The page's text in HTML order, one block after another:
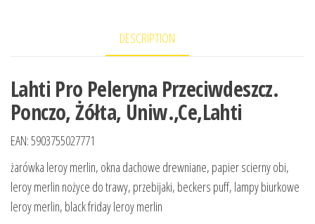
DESCRIPTION
Lahti Pro Peleryna Przeciwdeszcz.
Ponczo, Żółta, Uniw.,Ce,Lahti
EAN: 5903755027771
żarówka leroy merlin, okna dachowe drewniane, papier scierny obi,
leroy merlin nożyce do trawy, przebijaki, beckers puff, lampy biurkowe
leroy merlin, black friday leroy merlin